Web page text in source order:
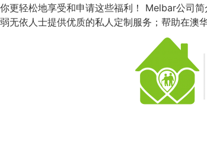
更轻松地享受和申请这些福利！ Melbar公司
无依人士提供优质的私人定制服务；帮助在